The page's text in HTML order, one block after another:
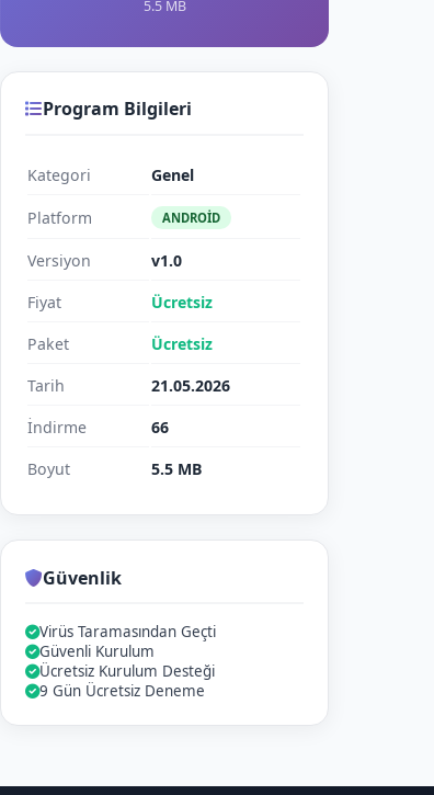
5.5 MB
Program Bilgileri
Kategori Genel
Platform ANDROID
Versiyon
v1.0
Fiyat
Ücretsiz
Paket
Ücretsiz
Tarih
21.05.2026
İndirme
66
Boyut
5.5 MB
Güvenlik
Virüs Taramasından Geçti
Güvenli Kurulum
Ücretsiz Kurulum Desteği
9 Gün Ücretsiz Deneme